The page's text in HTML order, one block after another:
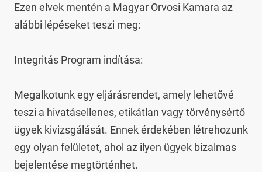
Ezen elvek mentén a Magyar Orvosi Kamara az
alábbi lépéseket teszi meg:
Integritás Program indítása:
Megalkotunk egy eljárásrendet, amely lehetővé
teszi a hivatásellenes, etikátlan vagy törvénysértő
ügyek kivizsgálását. Ennek érdekében létrehozunk
egy olyan felületet, ahol az ilyen ügyek bizalmas
bejelentése megtörténhet.